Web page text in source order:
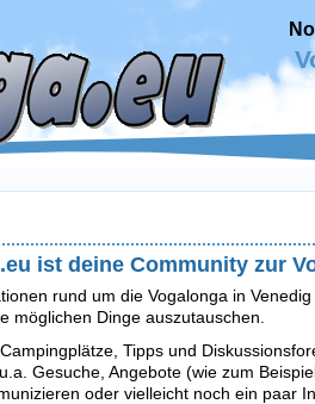
ist deine Community zur
rund um die Vogalonga in
möglichen Dinge auszutauschen.
Tipps und
Gesuche, Angebote (wie zum
oder vielleicht noch ein paar